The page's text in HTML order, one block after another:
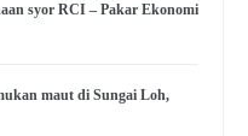
syor RCI – Pakar Ekonomi
maut di Sungai Loh,